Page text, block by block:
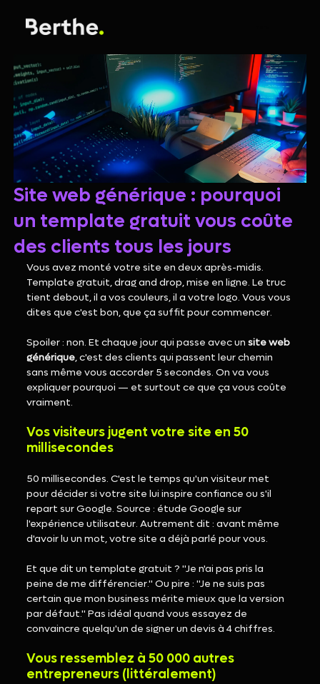
Site web générique : pourquoi
un template gratuit vous coûte
des clients tous les jours
Vous avez monté votre site en deux après-midis.
Template gratuit, drag and drop, mise en ligne. Le truc
tient debout, il a vos couleurs, il a votre logo. Vous vous
dites que c'est bon, que ça suffit pour commencer.
Spoiler : non. Et chaque jour qui passe avec un site web
générique, c'est des clients qui passent leur chemin
sans même vous accorder 5 secondes. On va vous
expliquer pourquoi — et surtout ce que ça vous coûte
vraiment.
Vos visiteurs jugent votre site en 50
millisecondes
50 millisecondes. C'est le temps qu'un visiteur met
pour décider si votre site lui inspire confiance ou s'il
repart sur Google. Source : étude Google sur
l'expérience utilisateur. Autrement dit : avant même
d'avoir lu un mot, votre site a déjà parlé pour vous.
Et que dit un template gratuit ? "Je n'ai pas pris la
peine de me différencier." Ou pire : "Je ne suis pas
certain que mon business mérite mieux que la version
par défaut." Pas idéal quand vous essayez de
convaincre quelqu'un de signer un devis à 4 chiffres.
Vous ressemblez à 50 000 autres
entrepreneurs (littéralement)